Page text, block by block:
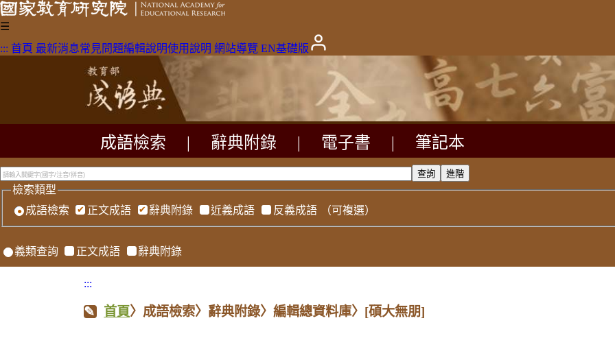
☰
::: 首頁 最新消息常見問題編輯說明使用說明 網站導覽 EN基礎版
成語檢索 辭典附錄 電子書 筆記本
檢索類型
成語檢索
正文成語 辭典附錄 近義成語 反義成語 （可複選）
義類查詢 正文成語 辭典附錄
:::
首頁〉成語檢索〉辭典附錄〉編輯總資料庫〉 [碩大無朋]